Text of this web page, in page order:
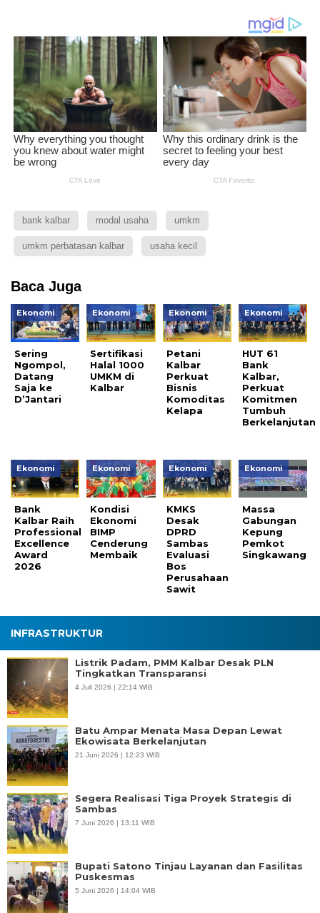
bank kalbar modal usaha umkm
umkm perbatasan kalbar usaha kecil
Baca Juga
Ekonomi
Sering
Ngompol,
Datang
Saja ke
D’Jantari
Ekonomi
Sertifikasi
Halal 1000
UMKM di
Kalbar
Ekonomi
Petani
Kalbar
Perkuat
Bisnis
Komoditas
Kelapa
Ekonomi
HUT 61
Bank
Kalbar,
Perkuat
Komitmen
Tumbuh
Berkelanjutan
Ekonomi
Bank
Kalbar Raih
Professional
Excellence
Award
2026
Ekonomi
Kondisi
Ekonomi
BIMP
Cenderung
Membaik
Ekonomi
KMKS
Desak
DPRD
Sambas
Evaluasi
Bos
Perusahaan
Sawit
Ekonomi
Massa
Gabungan
Kepung
Pemkot
Singkawang
INFRASTRUKTUR
Listrik Padam, PMM Kalbar Desak PLN
Tingkatkan Transparansi
4 Juli 2026 | 22:14 WIB
Batu Ampar Menata Masa Depan Lewat
Ekowisata Berkelanjutan
21 Juni 2026 | 12:23 WIB
Segera Realisasi Tiga Proyek Strategis di
Sambas
7 Juni 2026 | 13:11 WIB
Bupati Satono Tinjau Layanan dan Fasilitas
Puskesmas
5 Juni 2026 | 14:04 WIB